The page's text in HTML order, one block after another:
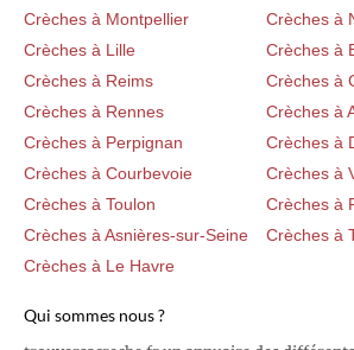
Crèches à Montpellier
Crèches à
Crèches à Lille
Crèches à
Crèches à Reims
Crèches à
Crèches à Rennes
Crèches à
Crèches à Perpignan
Crèches à
Crèches à Courbevoie
Crèches à
Crèches à Toulon
Crèches à
Crèches à Asnières-sur-Seine
Crèches à
Crèches à Le Havre
Qui sommes nous ?